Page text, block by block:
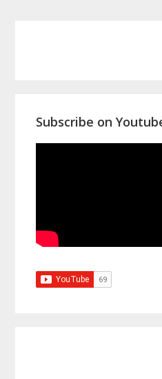
Subscribe on